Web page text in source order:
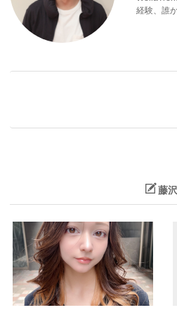
経験、誰
藤